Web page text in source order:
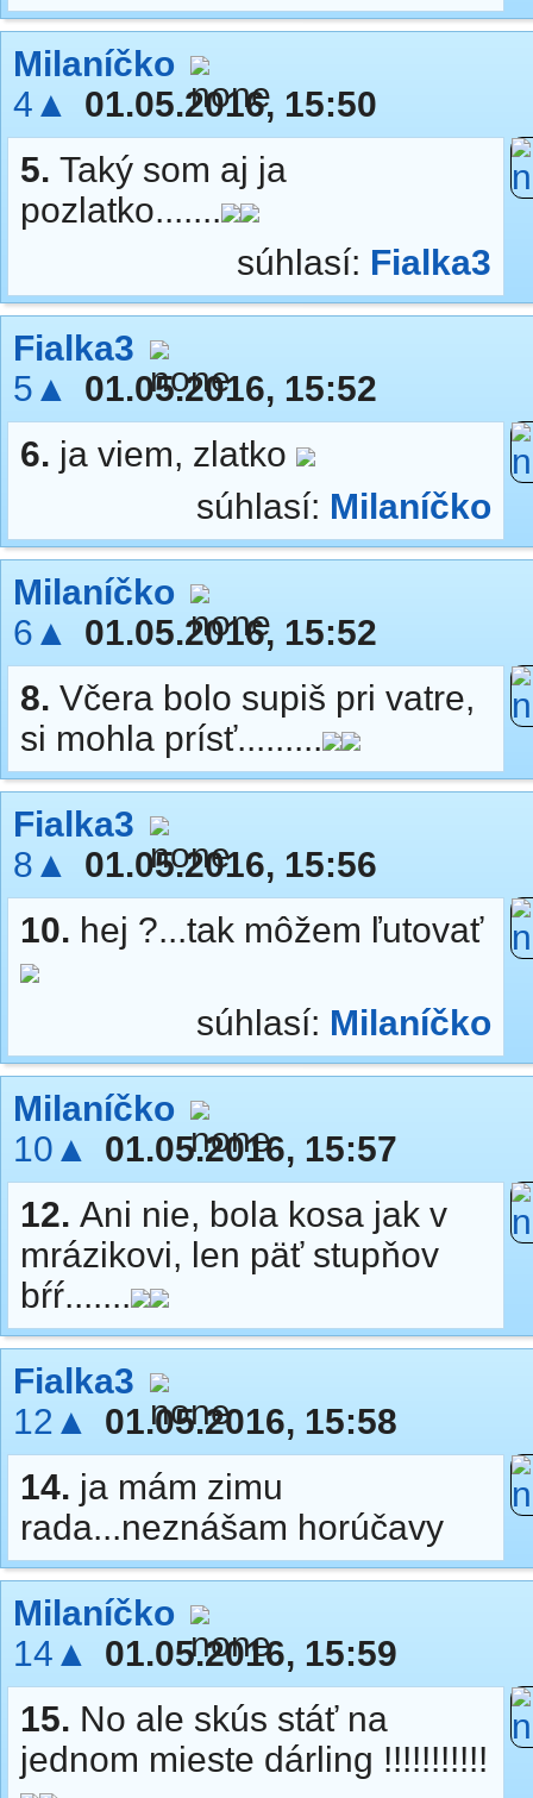
Milaníčko
4▲
01.05.2016, 15:50
5. Taký som aj ja
pozlatko.......
súhlasí: Fialka3
Fialka3
5▲
01.05.2016, 15:52
6. ja viem, zlatko
súhlasí: Milaníčko
Milaníčko
6▲
01.05.2016, 15:52
8. Včera bolo supiš pri vatre,
si mohla prísť.........
Fialka3
8▲
01.05.2016, 15:56
10. hej ?...tak môžem ľutovať
súhlasí: Milaníčko
Milaníčko
10▲
01.05.2016, 15:57
12. Ani nie, bola kosa jak v
mrázikovi, len päť stupňov
bŕŕ.......
Fialka3
12▲
01.05.2016, 15:58
14. ja mám zimu
rada...neznášam horúčavy
Milaníčko
14▲
01.05.2016, 15:59
15. No ale skús stáť na
jednom mieste dárling !!!!!!!!!!!